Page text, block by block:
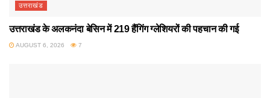
उत्तराखंड
उत्तराखंड के अलकनंदा बेसिन में 219 हैंगिंग ग्लेशियरों की पहचान की गई
AUGUST 6, 2026 7